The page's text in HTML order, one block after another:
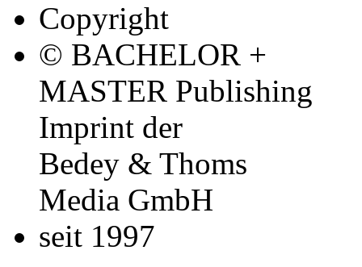
Copyright
© BACHELOR +
MASTER Publishing
Imprint der
Bedey & Thoms
Media GmbH
seit 1997